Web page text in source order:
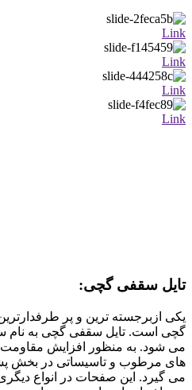
Link
Link
Link
Link
تایل سقفی گچی:
یکی ازبرجسته ترین و پر
می شود. به منظور افزایش مقاومت
های مرطوب و تاسیساتی در بخش